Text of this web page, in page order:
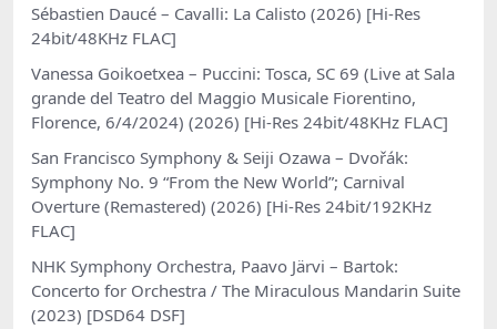
Sébastien Daucé – Cavalli: La Calisto (2026) [Hi-Res
24bit/48KHz FLAC]
Vanessa Goikoetxea – Puccini: Tosca, SC 69 (Live at Sala
grande del Teatro del Maggio Musicale Fiorentino,
Florence, 6/4/2024) (2026) [Hi-Res 24bit/48KHz FLAC]
San Francisco Symphony & Seiji Ozawa – Dvořák:
Symphony No. 9 “From the New World”; Carnival
Overture (Remastered) (2026) [Hi-Res 24bit/192KHz
FLAC]
NHK Symphony Orchestra, Paavo Järvi – Bartok:
Concerto for Orchestra / The Miraculous Mandarin Suite
(2023) [DSD64 DSF]